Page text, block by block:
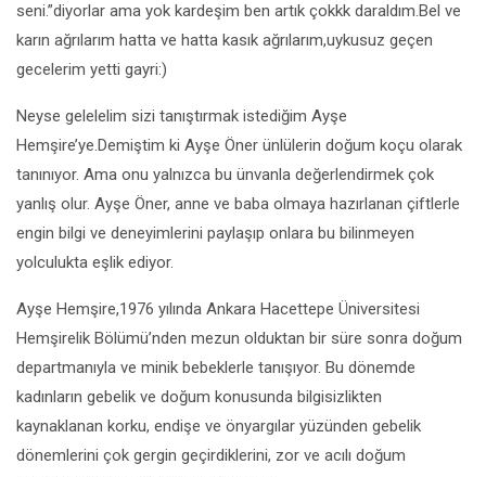
seni.”diyorlar ama yok kardeşim ben artık çokkk daraldım.Bel ve
karın ağrılarım hatta ve hatta kasık ağrılarım,uykusuz geçen
gecelerim yetti gayri:)
Neyse gelelelim sizi tanıştırmak istediğim Ayşe
Hemşire’ye.Demiştim ki Ayşe Öner ünlülerin doğum koçu olarak
tanınıyor. Ama onu yalnızca bu ünvanla değerlendirmek çok
yanlış olur. Ayşe Öner, anne ve baba olmaya hazırlanan çiftlerle
engin bilgi ve deneyimlerini paylaşıp onlara bu bilinmeyen
yolculukta eşlik ediyor.
Ayşe Hemşire,1976 yılında Ankara Hacettepe Üniversitesi
Hemşirelik Bölümü’nden mezun olduktan bir süre sonra doğum
departmanıyla ve minik bebeklerle tanışıyor. Bu dönemde
kadınların gebelik ve doğum konusunda bilgisizlikten
kaynaklanan korku, endişe ve önyargılar yüzünden gebelik
dönemlerini çok gergin geçirdiklerini, zor ve acılı doğum